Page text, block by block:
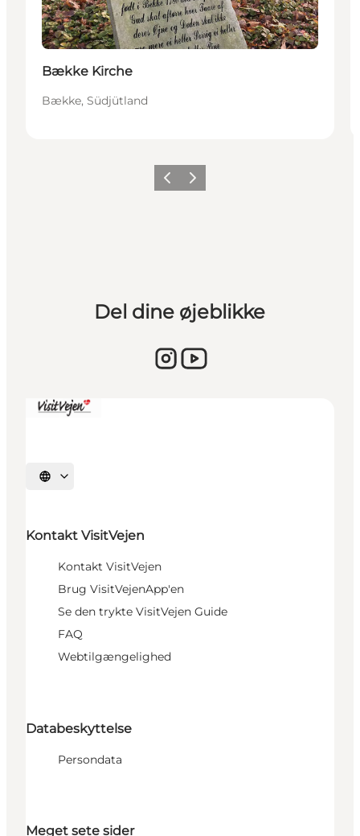
Bække Kirche
Bække, Südjütland
Vorherige Folie
Nächste Folie
Del dine øjeblikke
Sprache auswählen
Kontakt VisitVejen
Kontakt VisitVejen
Brug VisitVejenApp'en
Se den trykte VisitVejen Guide
FAQ
Webtilgængelighed
Databeskyttelse
Persondata
Meget sete sider